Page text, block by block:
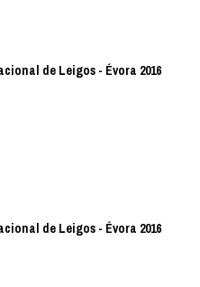
de Leigos - Évora 2016
de Leigos - Évora 2016